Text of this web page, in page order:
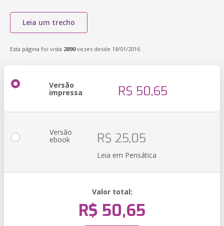
Leia um trecho
Esta página foi vista 2890vezes desde 18/01/2016
Versão
impressa R$ 50,65
Versão
ebook R$ 25,05
Leia em Pensática
Valor total:
R$ 50,65